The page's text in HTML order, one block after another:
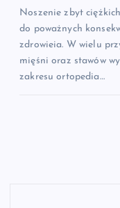
Noszenie zbyt
do poważnych
zdrowieia. W wielu
mięśni oraz stawów
zakresu ortopedia…